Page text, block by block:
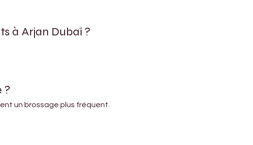
à Arjan Dubaï ?
?
un brossage plus fréquent.